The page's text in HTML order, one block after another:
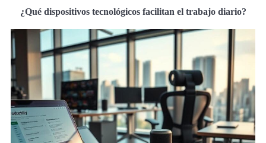
¿Qué dispositivos tecnológicos facilitan el trabajo diario?